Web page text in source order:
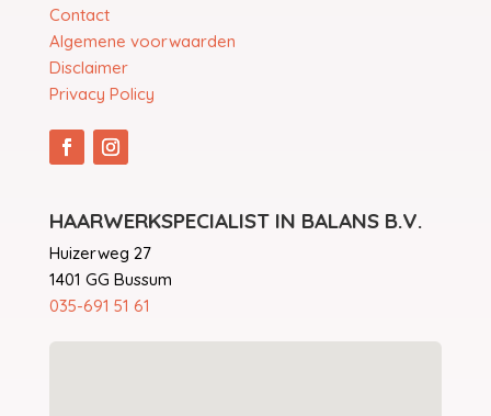
Contact
Algemene voorwaarden
Disclaimer
Privacy Policy
HAARWERKSPECIALIST IN BALANS B.V.
Huizerweg 27
1401 GG Bussum
035-691 51 61